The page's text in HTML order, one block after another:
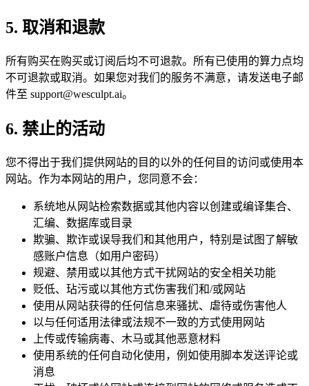
5. 取消和退款
所有购买在购买或订阅后均不可退款。所有已使用的算力点均
不可退款或取消。如果您对我们的服务不满意，请发送电子邮
件至 support@wesculpt.ai。
6. 禁止的活动
您不得出于我们提供网站的目的以外的任何目的访问或使用本
网站。作为本网站的用户，您同意不会：
系统地从网站检索数据或其他内容以创建或编译集合、
汇编、数据库或目录
欺骗、欺诈或误导我们和其他用户，特别是试图了解敏
感账户信息（如用户密码）
规避、禁用或以其他方式干扰网站的安全相关功能
贬低、玷污或以其他方式伤害我们和/或网站
使用从网站获得的任何信息来骚扰、虐待或伤害他人
以与任何适用法律或法规不一致的方式使用网站
上传或传输病毒、木马或其他恶意材料
使用系统的任何自动化使用，例如使用脚本发送评论或
消息